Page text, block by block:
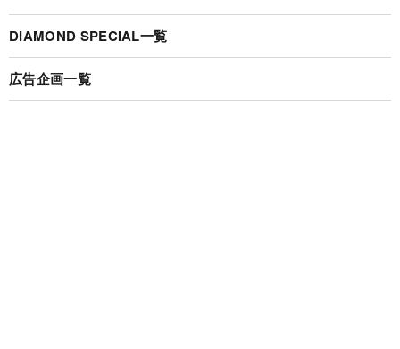
DIAMOND SPECIAL一覧
広告企画一覧